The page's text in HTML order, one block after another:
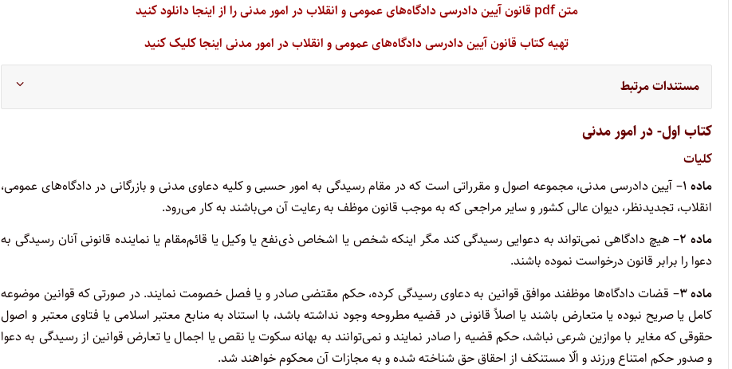
متن pdf قانون آیین دادرسی دادگاه‌های عمومی و انقلاب در امور مدنی را از اینجا دانلود کنید
تهیه کتاب قانون آیین دادرسی دادگاه‌های عمومی و انقلاب در امور مدنی اینجا کلیک کنید
مستندات مرتبط
کتاب اول- در امور مدنی
کلیات
ماده ۱ – آیین دادرسی مدنی، مجموعه اصول و مقرراتی است که در مقام رسیدگی به امور حسبی و کلیه دعاوی مدنی و بازرگانی در دادگاه‌های عمومی،
انقلاب، تجدیدنظر، دیوان عالی کشور و سایر مراجعی که به موجب قانون موظف به رعایت آن می‌باشند به کار می‌رود.
ماده ۲ – هیچ دادگاهی نمی‌تواند به دعوایی رسیدگی کند مگر اینکه شخص یا اشخاص ذی‌نفع یا وکیل یا قائم‌مقام یا نماینده قانونی آنان رسیدگی به
دعوا را برابر قانون درخواست نموده باشند.
ماده ۳ – قضات دادگاه‌ها موظفند موافق قوانین به دعاوی رسیدگی کرده، حکم مقتضی صادر و یا فصل خصومت نمایند. در صورتی که قوانین موضوعه
کامل یا صریح نبوده یا متعارض باشند یا اصلاً قانونی در قضیه مطروحه وجود نداشته باشد، با استناد به منابع معتبر اسلامی یا فتاوی معتبر و اصول
حقوقی که مغایر با موازین شرعی نباشد، حکم قضیه را صادر نمایند و نمی‌توانند به بهانه سکوت یا نقص یا اجمال یا تعارض قوانین از رسیدگی به دعوا
و صدور حکم امتناع ورزند و الّا مستنکف از احقاق حق شناخته شده و به مجازات آن محکوم خواهند شد.